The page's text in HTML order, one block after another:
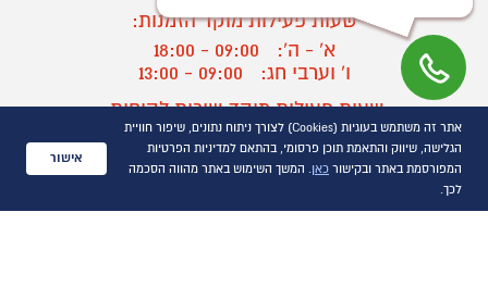
שעות פעילות מוקד הזמנות:
א' - ה':
09:00 - 18:00
ו' וערבי חג:
09:00 - 13:00
שעות פעילות מוקד שירות לקוחות:
א' - ד':
09:00 - 16:30
ה :
09:00 - 16:00
?
אתר זה משתמש בעוגיות (Cookies) לצורך ניתוח נתונים, שיפור חוויית
הגלישה, שיווק והתאמת תוכן פרסומי, בהתאם למדיניות הפרטיות
המפורסמת באתר ובקישור כאן. המשך השימוש באתר מהווה הסכמה
לכך.
אישור